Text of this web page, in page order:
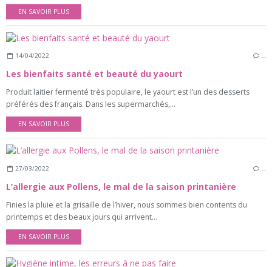
EN SAVOIR PLUS
14/04/2022 …
Les bienfaits santé et beauté du yaourt
Produit laitier fermenté très populaire, le yaourt est l’un des desserts
préférés des français. Dans les supermarchés,...
EN SAVOIR PLUS
27/03/2022 …
L’allergie aux Pollens, le mal de la saison printanière
Finies la pluie et la grisaille de l’hiver, nous sommes bien contents du
printemps et des beaux jours qui arrivent...
EN SAVOIR PLUS